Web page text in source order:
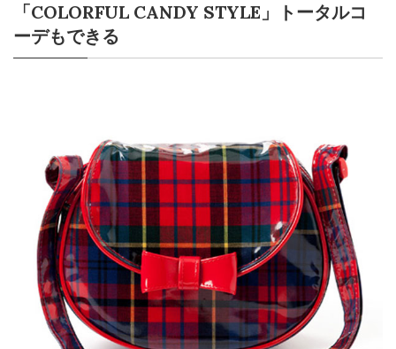
「COLORFUL CANDY STYLE」トータルコ
ーデもできる